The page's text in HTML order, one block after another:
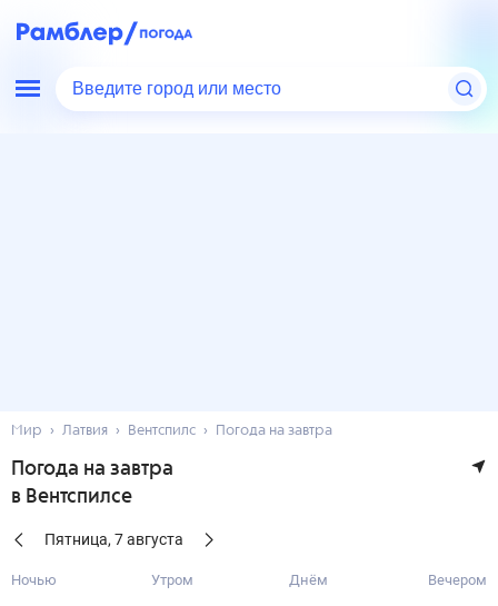
Введите город или место
Мир Латвия Вентспилс Погода на завтра
Погода на завтра
в Вентспилсе
Пятница, 7августа
Ночью Утром Днём Вечером